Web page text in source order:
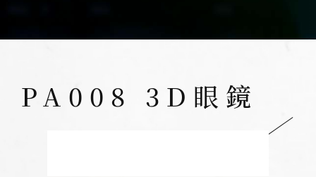
PA008 3D眼鏡